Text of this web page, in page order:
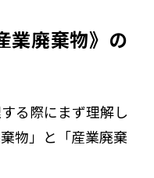
業廃棄物》の
る際にまず理解し
物」と「産業廃棄